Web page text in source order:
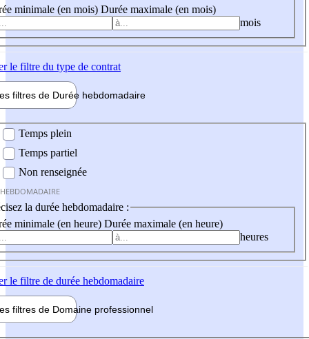
minimale (en mois) Durée maximale (en mois)
mois
le filtre du type de contrat
filtres de Durée hebdomadaire
Temps plein
Temps partiel
Non renseignée
la durée hebdomadaire :
minimale (en heure) Durée maximale (en heure)
heures
le filtre de durée hebdomadaire
filtres de Domaine professionnel